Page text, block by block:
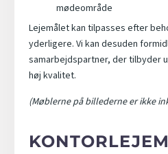
mødeområde
Lejemålet kan tilpasses efter
yderligere. Vi kan desuden
samarbejdspartner, der tilbyder
høj kvalitet.
(Møblerne på billederne er ikke